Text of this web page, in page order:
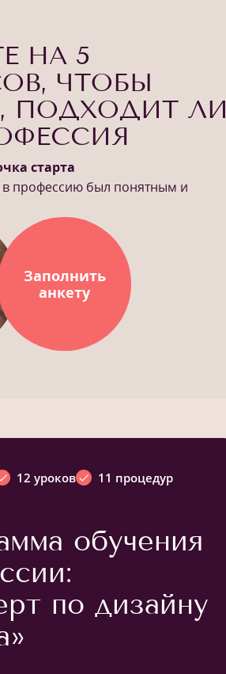
НА 5
ЧТОБЫ
ПОДХОДИТ
старта
профессию был понятным и
Заполнить
анкету
12 уроков
11 процедур
обучения
по дизайну